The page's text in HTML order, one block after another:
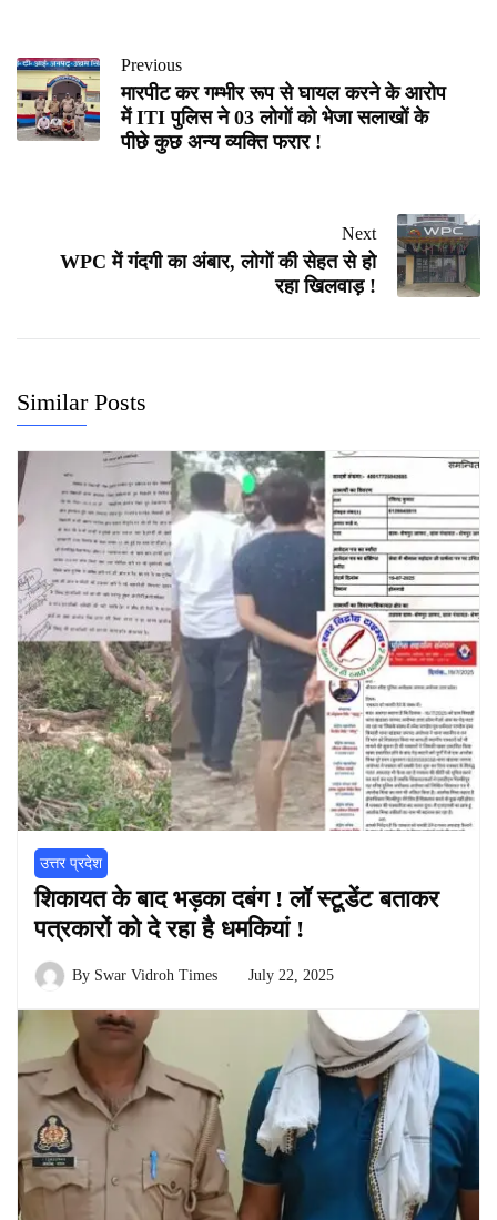
Previous
मारपीट कर गम्भीर रूप से घायल करने के आरोप
में ITI पुलिस ने 03 लोगों को भेजा सलाखों के
पीछे कुछ अन्य व्यक्ति फरार !
Next
WPC में गंदगी का अंबार, लोगों की सेहत से हो
रहा खिलवाड़ !
Similar Posts
उत्तर प्रदेश
शिकायत के बाद भड़का दबंग ! लॉ स्टूडेंट बताकर
पत्रकारों को दे रहा है धमकियां !
By Swar Vidroh Times July 22, 2025